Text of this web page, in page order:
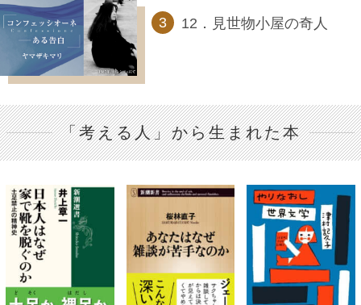
12．見世物小屋の奇人
「考える人」から生まれた本